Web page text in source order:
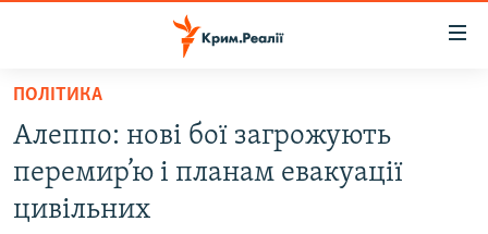
Перейти
основного
матеріалу
Перейти
до
ВІДЕО ТА ФОТО
ПОЛІТИКА
Алеппо: нові бої загрожують
перемир’ю і планам евакуації
цивільних